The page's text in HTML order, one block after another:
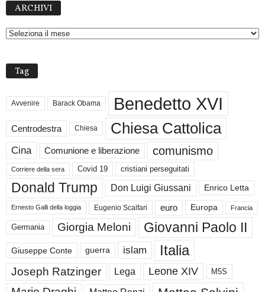
ARCHIVI
H
Tag
Avvenire Barack Obama Benedetto XVI
Centrodestra Chiesa Chiesa Cattolica
Cina Comunione e liberazione comunismo
Corriere della sera Covid 19 cristiani perseguitati
Donald Trump Don Luigi Giussani Enrico Letta
Ernesto Galli della loggia Eugenio Scalfari euro Europa Francia
Germania Giorgia Meloni Giovanni Paolo II
Giuseppe Conte guerra islam Italia
Joseph Ratzinger Lega Leone XIV M5S